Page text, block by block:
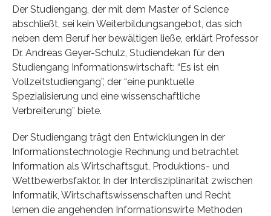
Der Studiengang, der mit dem Master of Science
abschließt, sei kein Weiterbildungsangebot, das sich
neben dem Beruf her bewältigen ließe, erklärt Professor
Dr. Andreas Geyer-Schulz, Studiendekan für den
Studiengang Informationswirtschaft: “Es ist ein
Vollzeitstudiengang”, der “eine punktuelle
Spezialisierung und eine wissenschaftliche
Verbreiterung” biete.
Der Studiengang trägt den Entwicklungen in der
Informationstechnologie Rechnung und betrachtet
Information als Wirtschaftsgut, Produktions- und
Wettbewerbsfaktor. In der Interdisziplinarität zwischen
Informatik, Wirtschaftswissenschaften und Recht
lernen die angehenden Informationswirte Methoden